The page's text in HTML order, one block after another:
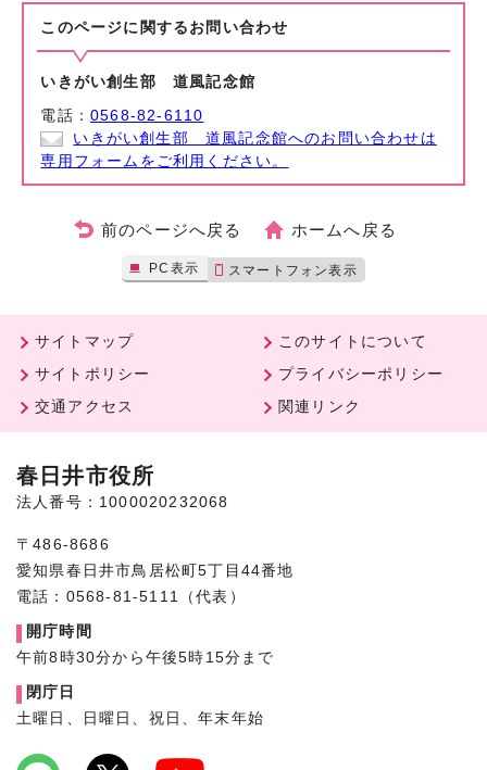
このページに関する お問い合わせ
いきがい創生部 道風記念館
電話：0568-82-6110
いきがい創生部 道風記念館へのお問い合わせは
専用フォームをご利用ください。
前のページへ戻る ホームへ戻る
PC表示 スマートフォン表示
サイトマップ
このサイトについて
サイトポリシー
プライバシーポリシー
交通アクセス
関連リンク
春日井市役所
法人番号：1000020232068
〒486-8686
愛知県春日井市鳥居松町5丁目44番地
電話：0568-81-5111（代表）
開庁時間
午前8時30分から午後5時15分まで
閉庁日
土曜日、日曜日、祝日、年末年始